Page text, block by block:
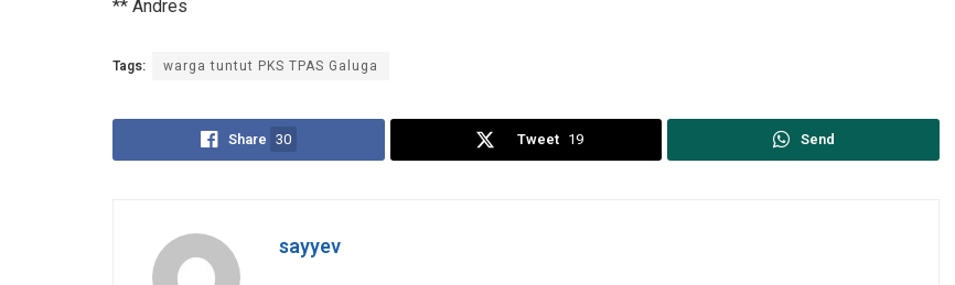
** Andres
Tags: warga tuntut PKS TPAS Galuga
Share 30 Tweet 19 Send
sayyev